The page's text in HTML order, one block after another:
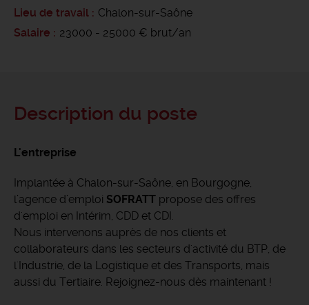
Lieu de travail
Chalon-sur-Saône
Salaire
23000 - 25000 € brut/an
Description du poste
L'entreprise
Implantée à Chalon-sur-Saône, en Bourgogne,
l’agence d’emploi SOFRATT propose des offres
d'emploi en Intérim, CDD et CDI.
Nous intervenons auprès de nos clients et
collaborateurs dans les secteurs d'activité du BTP, de
l'Industrie, de la Logistique et des Transports, mais
aussi du Tertiaire. Rejoignez-nous dès maintenant !